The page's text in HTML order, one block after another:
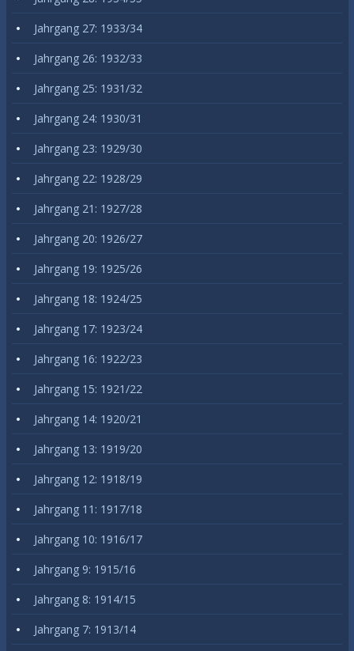
Jahrgang 27: 1933/34
Jahrgang 26: 1932/33
Jahrgang 25: 1931/32
Jahrgang 24: 1930/31
Jahrgang 23: 1929/30
Jahrgang 22: 1928/29
Jahrgang 21: 1927/28
Jahrgang 20: 1926/27
Jahrgang 19: 1925/26
Jahrgang 18: 1924/25
Jahrgang 17: 1923/24
Jahrgang 16: 1922/23
Jahrgang 15: 1921/22
Jahrgang 14: 1920/21
Jahrgang 13: 1919/20
Jahrgang 12: 1918/19
Jahrgang 11: 1917/18
Jahrgang 10: 1916/17
Jahrgang 9: 1915/16
Jahrgang 8: 1914/15
Jahrgang 7: 1913/14